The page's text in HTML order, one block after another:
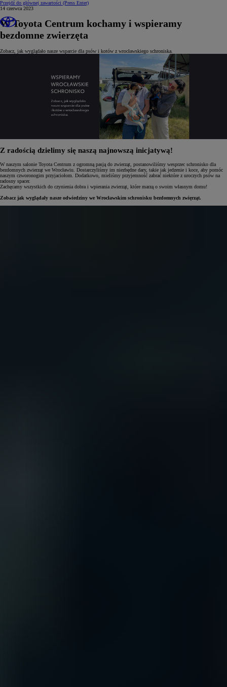
Przejdź do głównej zawartości (Press Enter)
14 czerwca 2023
W Toyota Centrum kochamy i wspieramy
bezdomne zwierzęta
Zobacz, jak wyglądało nasze wsparcie dla psów i kotów z wrocławskiego schroniska.
Z radością dzielimy się naszą najnowszą inicjatywą!
W naszym salonie Toyota Centrum z ogromną pasją do zwierząt, postanowiliśmy wesprzec schronisko dla
bezdomnych zwierząt we Wrocławiu. Dostarczyliśmy im niezbędne dary, takie jak jedzenie i koce, aby pomóc
naszym czworonogim przyjaciołom. Dodatkowo, mieliśmy przyjemność zabrać niektóre z uroczych psów na
radosny spacer.
Zachęcamy wszystkich do czynienia dobra i wpierania zwierząt, które marzą o swoim własnym domu!
Zobacz jak wyglądały nasze odwiedziny we Wrocławskim schronisku bezdomnych zwięrząt.